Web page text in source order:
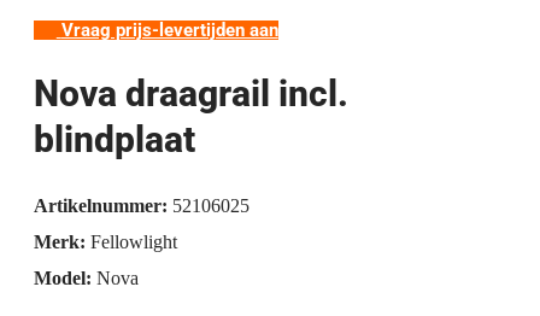
Vraag prijs-levertijden aan
Nova draagrail incl.
blindplaat
Artikelnummer: 52106025
Merk: Fellowlight
Model: Nova